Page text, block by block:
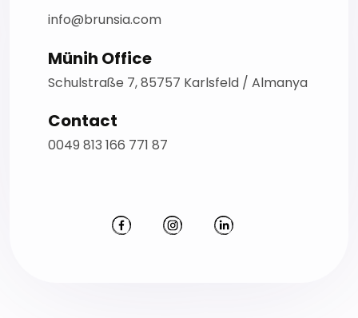
info@brunsia.com
Münih Office
Schulstraße 7, 85757 Karlsfeld / Almanya
Contact
0049 813 166 771 87